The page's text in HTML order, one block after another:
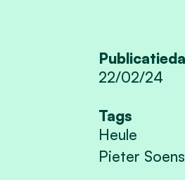
22/02/24
Tags
Heule
Pieter Soens